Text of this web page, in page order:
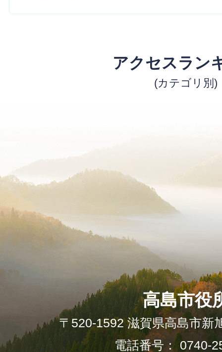
アクセスラン
(カテゴリ別)
高島市役
〒520-1592 滋賀県高島市新
電話番号： 0740-